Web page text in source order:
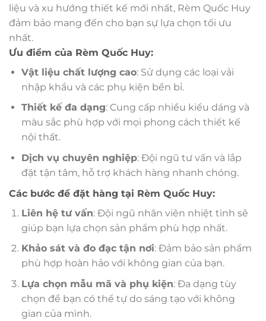
liệu và xu hướng thiết kế mới nhất, Rèm Quốc Huy
đảm bảo mang đến cho bạn sự lựa chọn tối ưu
nhất.
Ưu điểm của Rèm Quốc Huy:
Vật liệu chất lượng cao: Sử dụng các loại vải
nhập khẩu và các phụ kiện bền bỉ.
Thiết kế đa dạng: Cung cấp nhiều kiểu dáng và
màu sắc phù hợp với mọi phong cách thiết kế
nội thất.
Dịch vụ chuyên nghiệp: Đội ngũ tư vấn và lắp
đặt tận tâm, hỗ trợ khách hàng nhanh chóng.
Các bước để đặt hàng tại Rèm Quốc Huy:
Liên hệ tư vấn: Đội ngũ nhân viên nhiệt tình sẽ
giúp bạn lựa chọn sản phẩm phù hợp nhất.
Khảo sát và đo đạc tận nơi: Đảm bảo sản phẩm
phù hợp hoàn hảo với không gian của bạn.
Lựa chọn mẫu mã và phụ kiện: Đa dạng tùy
chọn để bạn có thể tự do sáng tạo với không
gian của mình.